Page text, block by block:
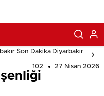
Son Dakika Diyarbakır
102 27 Nisan 2026